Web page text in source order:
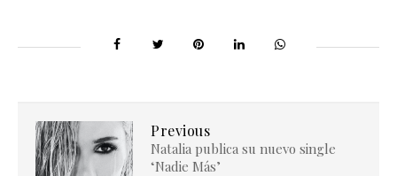
Previous
Natalia publica su nuevo single
‘Nadie Más’